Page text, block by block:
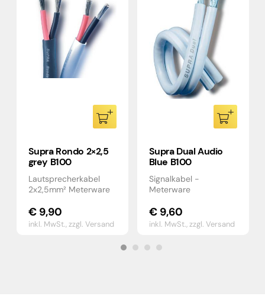
Supra Rondo 2×2,5
grey B100
Lautsprecherkabel
2x2,5mm² Meterware
€9,90
inkl. MwSt.,zzgl. Versand
Supra Dual Audio
Blue B100
Signalkabel -
Meterware
€9,60
inkl. MwSt.,zzgl. Versand